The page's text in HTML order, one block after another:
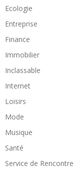
Ecologie
Entreprise
Finance
Immobilier
Inclassable
Internet
Loisirs
Mode
Musique
Santé
Service de Rencontre